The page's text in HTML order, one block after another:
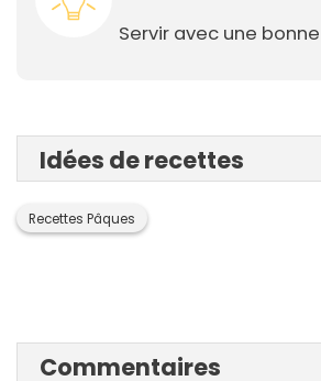
Servir avec une
Idées de recettes
Recettes Pâques
Commentaires